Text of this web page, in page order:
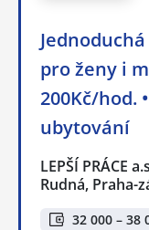
pro ženy i
200Kč/hod.
ubytování
LEPŠÍ PRÁCE
Rudná, Praha-
32 000 – 38